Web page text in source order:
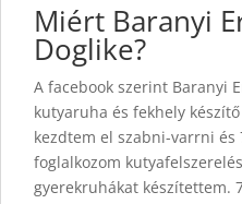
Miért Baranyi
Doglike?
A facebook szerint Baranyi
kutyaruha és fekhely
kezdtem el szabni-varrni és
foglalkozom
gyerekruhákat készítettem.